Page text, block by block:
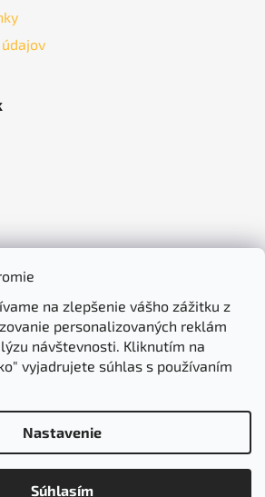
na zlepšenie vášho zážitku z
personalizovaných reklám
návštevnosti. Kliknutím na
vyjadrujete súhlas s používaním
Nastavenie
Súhlasím
Vytvoril Shoptet